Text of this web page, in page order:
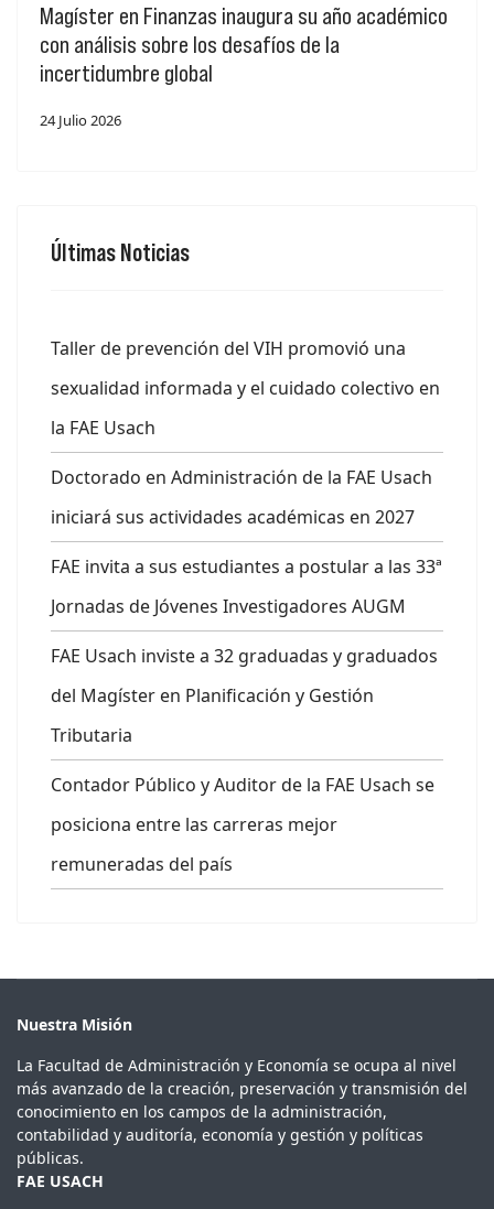
Magíster en Finanzas inaugura su año académico
con análisis sobre los desafíos de la
incertidumbre global
24 Julio 2026
Últimas Noticias
Taller de prevención del VIH promovió una
sexualidad informada y el cuidado colectivo en
la FAE Usach
Doctorado en Administración de la FAE Usach
iniciará sus actividades académicas en 2027
FAE invita a sus estudiantes a postular a las 33ª
Jornadas de Jóvenes Investigadores AUGM
FAE Usach inviste a 32 graduadas y graduados
del Magíster en Planificación y Gestión
Tributaria
Contador Público y Auditor de la FAE Usach se
posiciona entre las carreras mejor
remuneradas del país
Nuestra Misión
La Facultad de Administración y Economía se ocupa al nivel
más avanzado de la creación, preservación y transmisión del
conocimiento en los campos de la administración,
contabilidad y auditoría, economía y gestión y políticas
públicas.
FAE USACH